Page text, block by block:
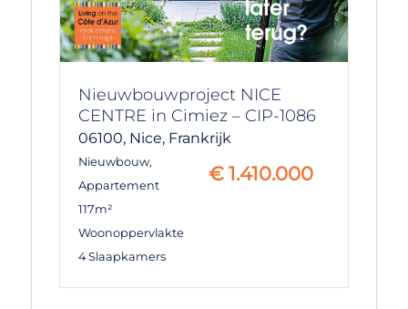
Nieuwbouwproject NICE
CENTRE in Cimiez – CIP-1086
06100, Nice, Frankrijk
Nieuwbouw,
Appartement
117m²
Woonoppervlakte
4 Slaapkamers
€ 1.410.000